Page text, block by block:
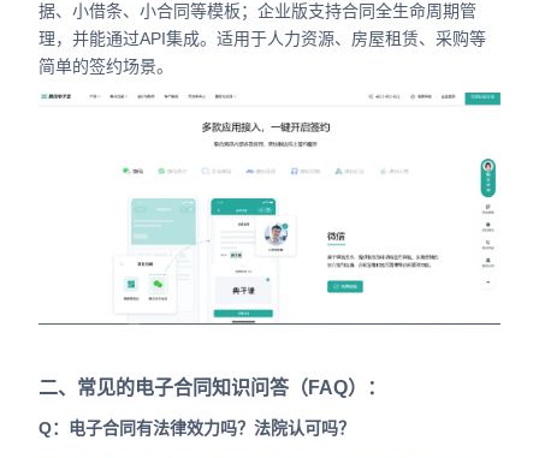
据、小借条、小合同等模板；企业版支持合同全生命周期管
理，并能通过API集成。适用于人力资源、房屋租赁、采购等
简单的签约场景。
二、常见的电子合同知识问答（FAQ）：
Q：电子合同有法律效力吗？法院认可吗？